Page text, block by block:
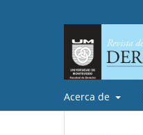
Acerca de